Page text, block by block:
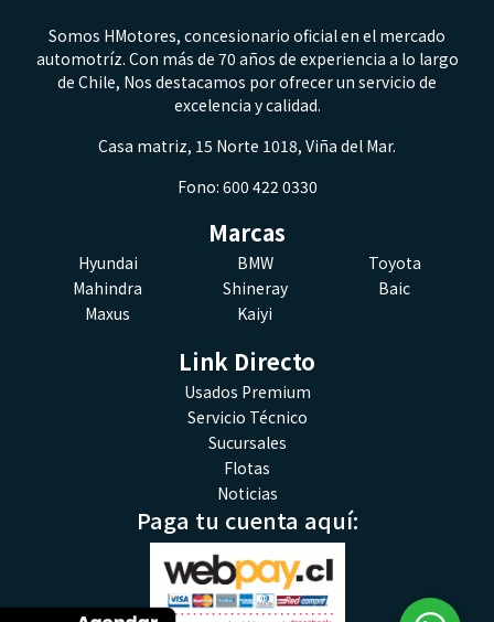
Somos HMotores, concesionario oficial en el mercado
automotríz. Con más de 70 años de experiencia a lo largo
de Chile, Nos destacamos por ofrecer un servicio de
excelencia y calidad.
Casa matriz, 15 Norte 1018, Viña del Mar.
Fono: 600 422 0330
Marcas
Hyundai BMW
Toyota
Mahindra
Shineray
Baic
Maxus
Kaiyi
Link Directo
Usados Premium
Servicio Técnico
Sucursales
Flotas
Noticias
Paga tu cuenta aquí: